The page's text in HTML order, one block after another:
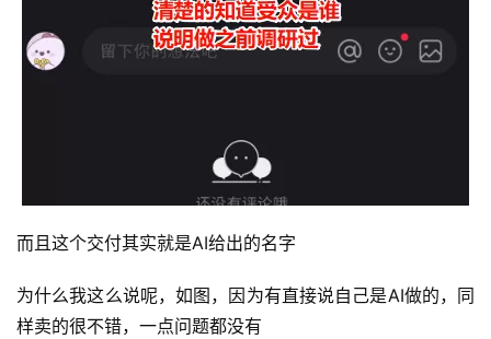
首
而且这个交付其实就是AI给出的名字
为什么我这么说呢，如图，因为有直接说自己是AI做的，同
样卖的很不错，一点问题都没有